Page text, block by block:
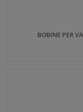
BOBINE PER